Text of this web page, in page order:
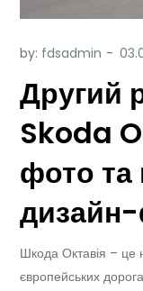
by: fdsadmin
Другий
Skoda
фото та
Шкода Октавія – це
європейських